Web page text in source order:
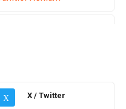
X X / Twitter